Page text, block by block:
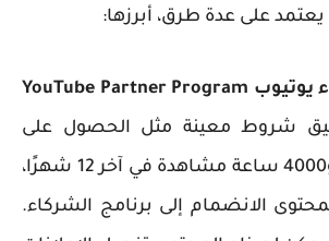
يعتمد على عدة طرق، أبرزها:
برنامج شركاء يوتيوب YouTube Partner Program
شروط معينة مثل الحصول على
1000 مشترك و4000 ساعة مشاهدة في آخر 12 شهرًا،
الانضمام إلى برنامج الشركاء.